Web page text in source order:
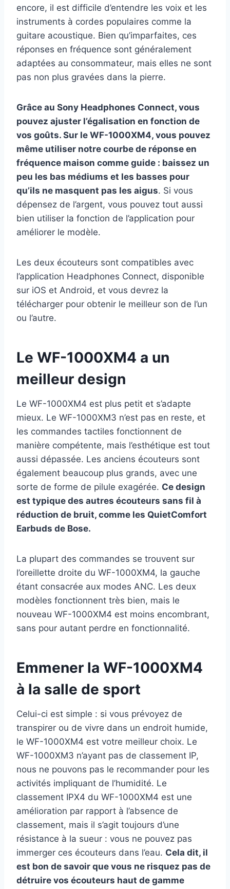
encore, il est difficile d’entendre les voix et les
instruments à cordes populaires comme la
guitare acoustique. Bien qu’imparfaites, ces
réponses en fréquence sont généralement
adaptées au consommateur, mais elles ne sont
pas non plus gravées dans la pierre.
Grâce au Sony Headphones Connect, vous
pouvez ajuster l’égalisation en fonction de
vos goûts. Sur le WF-1000XM4, vous pouvez
même utiliser notre courbe de réponse en
fréquence maison comme guide : baissez un
peu les bas médiums et les basses pour
qu’ils ne masquent pas les aigus. Si vous
dépensez de l’argent, vous pouvez tout aussi
bien utiliser la fonction de l’application pour
améliorer le modèle.
Les deux écouteurs sont compatibles avec
l’application Headphones Connect, disponible
sur iOS et Android, et vous devrez la
télécharger pour obtenir le meilleur son de l’un
ou l’autre.
Le WF-1000XM4 a un
meilleur design
Le WF-1000XM4 est plus petit et s’adapte
mieux. Le WF-1000XM3 n’est pas en reste, et
les commandes tactiles fonctionnent de
manière compétente, mais l’esthétique est tout
aussi dépassée. Les anciens écouteurs sont
également beaucoup plus grands, avec une
sorte de forme de pilule exagérée. Ce design
est typique des autres écouteurs sans fil à
réduction de bruit, comme les QuietComfort
Earbuds de Bose.
La plupart des commandes se trouvent sur
l’oreillette droite du WF-1000XM4, la gauche
étant consacrée aux modes ANC. Les deux
modèles fonctionnent très bien, mais le
nouveau WF-1000XM4 est moins encombrant,
sans pour autant perdre en fonctionnalité.
Emmener la WF-1000XM4
à la salle de sport
Celui-ci est simple : si vous prévoyez de
transpirer ou de vivre dans un endroit humide,
le WF-1000XM4 est votre meilleur choix. Le
WF-1000XM3 n’ayant pas de classement IP,
nous ne pouvons pas le recommander pour les
activités impliquant de l’humidité. Le
classement IPX4 du WF-1000XM4 est une
amélioration par rapport à l’absence de
classement, mais il s’agit toujours d’une
résistance à la sueur : vous ne pouvez pas
immerger ces écouteurs dans l’eau. Cela dit, il
est bon de savoir que vous ne risquez pas de
détruire vos écouteurs haut de gamme